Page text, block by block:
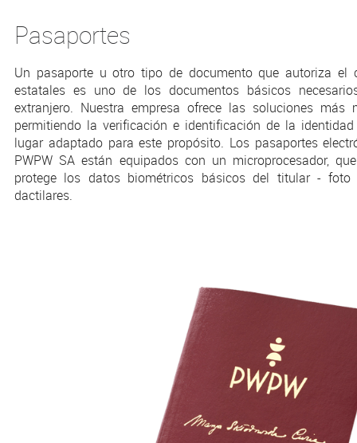
Pasaportes
Un pasaporte u otro tipo de documento que autoriza el
estatales es uno de los documentos básicos
extranjero. Nuestra empresa ofrece las soluciones más
permitiendo la verificación e identificación de la
lugar adaptado para este propósito. Los pasaportes
PWPW SA están equipados con un microprocesador,
protege los datos biométricos básicos del titular -
dactilares.